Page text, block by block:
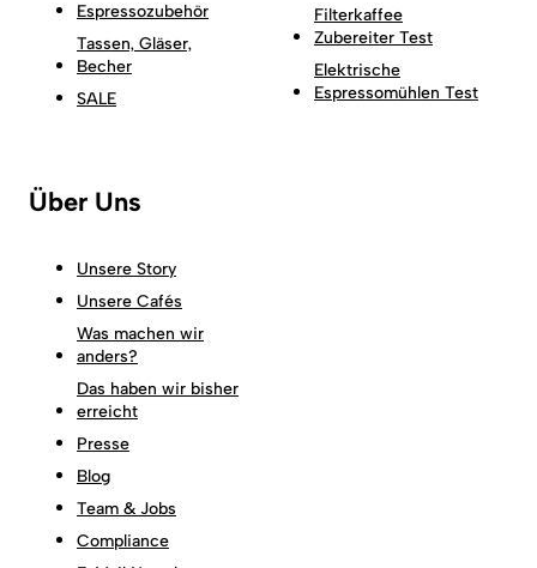
Espressozubehör
Tassen, Gläser,
Becher
SALE
Filterkaffee
Zubereiter Test
Elektrische
Espressomühlen Test
Über Uns
Unsere Story
Unsere Cafés
Was machen wir
anders?
Das haben wir bisher
erreicht
Presse
Blog
Team & Jobs
Compliance